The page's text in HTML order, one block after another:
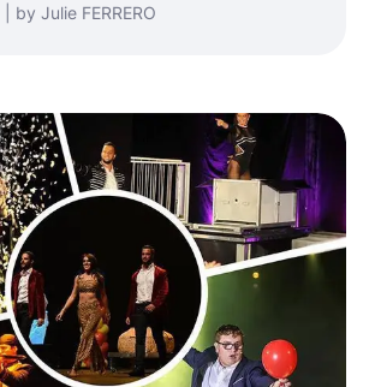
by Julie FERRERO